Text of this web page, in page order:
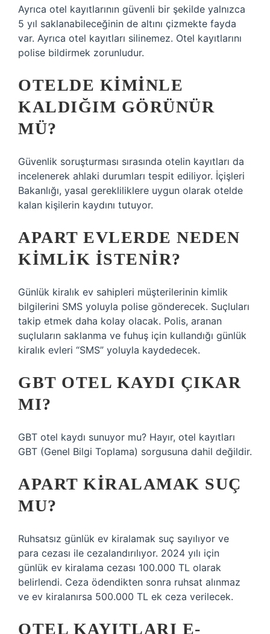
Ayrıca otel kayıtlarının güvenli bir şekilde yalnızca
5 yıl saklanabileceğinin de altını çizmekte fayda
var. Ayrıca otel kayıtları silinemez. Otel kayıtlarını
polise bildirmek zorunludur.
OTELDE KIMINLE
KALDIĞIM GÖRÜNÜR
MÜ?
Güvenlik soruşturması sırasında otelin kayıtları da
incelenerek ahlaki durumları tespit ediliyor. İçişleri
Bakanlığı, yasal gerekliliklere uygun olarak otelde
kalan kişilerin kaydını tutuyor.
APART EVLERDE NEDEN
KIMLIK ISTENIR?
Günlük kiralık ev sahipleri müşterilerinin kimlik
bilgilerini SMS yoluyla polise gönderecek. Suçluları
takip etmek daha kolay olacak. Polis, aranan
suçluların saklanma ve fuhuş için kullandığı günlük
kiralık evleri “SMS” yoluyla kaydedecek.
GBT OTEL KAYDI ÇIKAR
MI?
GBT otel kaydı sunuyor mu? Hayır, otel kayıtları
GBT (Genel Bilgi Toplama) sorgusuna dahil değildir.
APART KIRALAMAK SUÇ
MU?
Ruhsatsız günlük ev kiralamak suç sayılıyor ve
para cezası ile cezalandırılıyor. 2024 yılı için
günlük ev kiralama cezası 100.000 TL olarak
belirlendi. Ceza ödendikten sonra ruhsat alınmaz
ve ev kiralanırsa 500.000 TL ek ceza verilecek.
OTEL KAYITLARI E-